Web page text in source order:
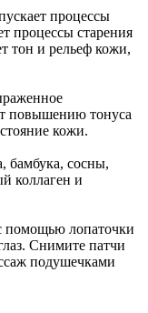
процессы
процессы старения
тон и рельеф кожи,
повышению тонуса
кожи.
бамбука, сосны,
коллаген и
помощью лопаточки
Снимите патчи
подушечками